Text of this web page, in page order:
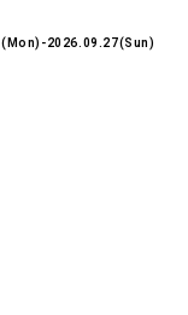
2026.09.27(Sun)